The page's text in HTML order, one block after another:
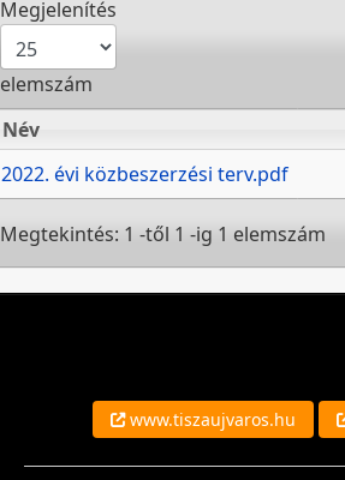
Megjelenítés
elemszám
Név
Név
2022. évi közbeszerzési terv.pdf
Megtekintés: 1 -től 1 -ig 1 elemszám
www.tiszaujvaros.hu